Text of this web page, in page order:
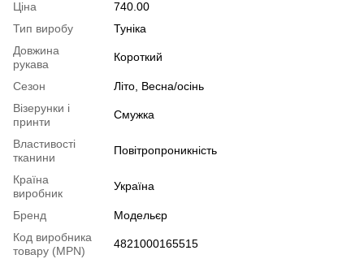
Ціна
740.00
Тип виробу
Туніка
Довжина
рукава
Короткий
Сезон
Літо, Весна/осінь
Візерунки і
принти
Смужка
Властивості
тканини
Повітропроникність
Країна
виробник
Україна
Бренд
Модельєр
Код виробника
товару (MPN)
4821000165515